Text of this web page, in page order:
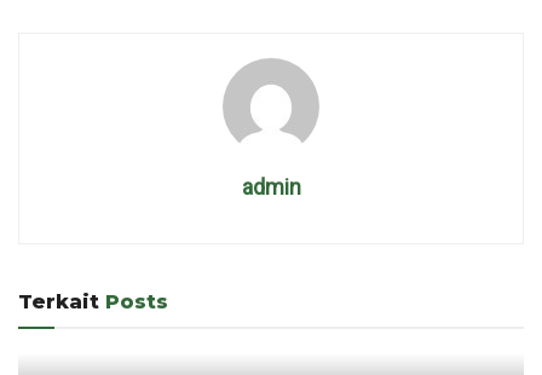
admin
Terkait Posts